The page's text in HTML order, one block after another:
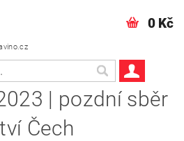
0 Kč
| pozdní sběr
Čech